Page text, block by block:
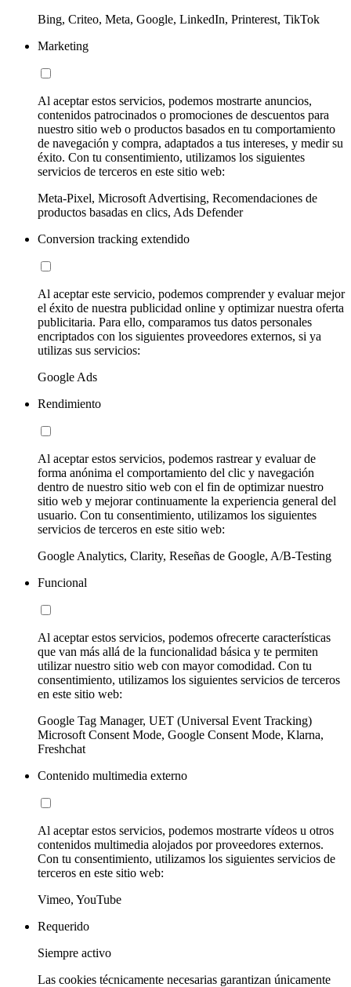
Bing, Criteo, Meta, Google, LinkedIn, Printerest, TikTok
Marketing
Al aceptar estos servicios, podemos mostrarte anuncios,
contenidos patrocinados o promociones de descuentos para
nuestro sitio web o productos basados en tu comportamiento
de navegación y compra, adaptados a tus intereses, y medir su
éxito. Con tu consentimiento, utilizamos los siguientes
servicios de terceros en este sitio web:
Meta-Pixel, Microsoft Advertising, Recomendaciones de
productos basadas en clics, Ads Defender
Conversion tracking extendido
Al aceptar este servicio, podemos comprender y evaluar mejor
el éxito de nuestra publicidad online y optimizar nuestra oferta
publicitaria. Para ello, comparamos tus datos personales
encriptados con los siguientes proveedores externos, si ya
utilizas sus servicios:
Google Ads
Rendimiento
Al aceptar estos servicios, podemos rastrear y evaluar de
forma anónima el comportamiento del clic y navegación
dentro de nuestro sitio web con el fin de optimizar nuestro
sitio web y mejorar continuamente la experiencia general del
usuario. Con tu consentimiento, utilizamos los siguientes
servicios de terceros en este sitio web:
Google Analytics, Clarity, Reseñas de Google, A/B-Testing
Funcional
Al aceptar estos servicios, podemos ofrecerte características
que van más allá de la funcionalidad básica y te permiten
utilizar nuestro sitio web con mayor comodidad. Con tu
consentimiento, utilizamos los siguientes servicios de terceros
en este sitio web:
Google Tag Manager, UET (Universal Event Tracking)
Microsoft Consent Mode, Google Consent Mode, Klarna,
Freshchat
Contenido multimedia externo
Al aceptar estos servicios, podemos mostrarte vídeos u otros
contenidos multimedia alojados por proveedores externos.
Con tu consentimiento, utilizamos los siguientes servicios de
terceros en este sitio web:
Vimeo, YouTube
Requerido
Siempre activo
Las cookies técnicamente necesarias garantizan únicamente